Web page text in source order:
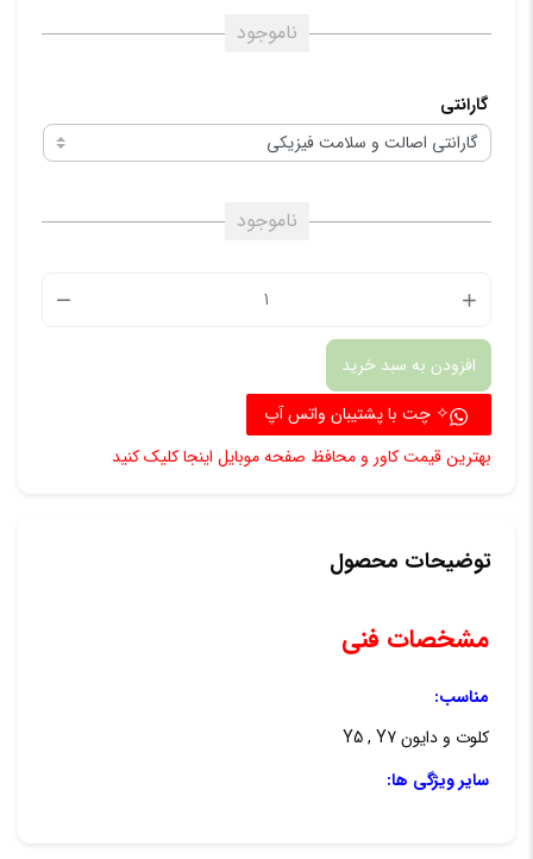
ناموجود
گارانتی
ناموجود
افزودن به سبد خرید
✧ چت با پشتیبان واتس آپ
بهترین قیمت کاور و محافظ صفحه موبایل اینجا کلیک کنید
توضیحات محصول
مشخصات فنی
مناسب:
کلوت و دایون Y5 , Y7
سایر ویژگی ها: